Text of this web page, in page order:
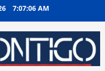
7:07:06 AM